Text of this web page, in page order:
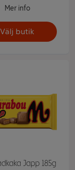
Mer info
Välj butik
Japp 185g